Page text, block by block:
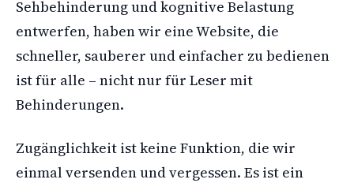
Sehbehinderung und kognitive Belastung
entwerfen, haben wir eine Website, die
schneller, sauberer und einfacher zu bedienen
ist für alle – nicht nur für Leser mit
Behinderungen.
Zugänglichkeit ist keine Funktion, die wir
einmal versenden und vergessen. Es ist ein